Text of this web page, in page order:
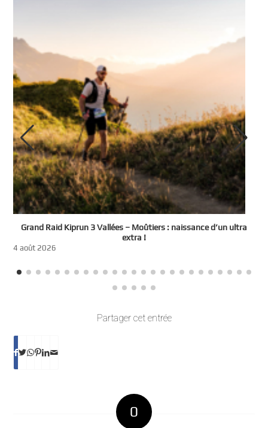
Grand Raid Kiprun 3 Vallées – Moûtiers : naissance d’un ultra
extra !
4 août 2026
Partager cet entrée
0